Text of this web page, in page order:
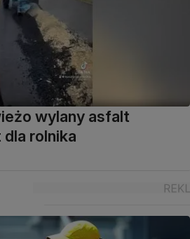
wylany asfalt
rolnika